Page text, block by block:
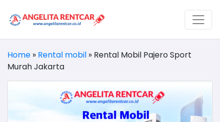
Home » Rental mobil » Rental Mobil Pajero Sport
Murah Jakarta